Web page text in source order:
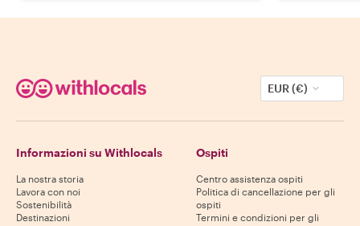
EUR (€)
Informazioni su Withlocals
La nostra storia
Lavora con noi
Sostenibilità
Destinazioni
Ospiti
Centro assistenza ospiti
Politica di cancellazione per gli
ospiti
Termini e condizioni per gli